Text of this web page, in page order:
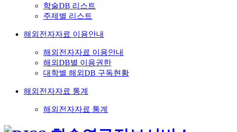
학술DB 리스트
주제별 리스트
해외전자자료 이용안내
해외전자자료 이용안내
해외DB별 이용권한
대학별 해외DB 구독현황
해외전자자료 통계
해외전자자료 통계